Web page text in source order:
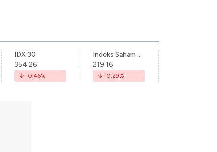
IDX 30
354.26
-0.46%
Indeks Saham Syariah Indonesia
219.16
-0.29%